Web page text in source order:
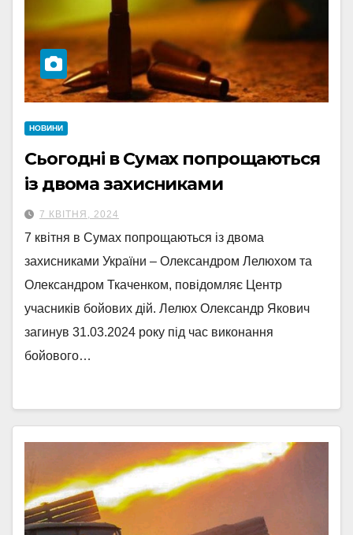
НОВИНИ
Сьогодні в Сумах попрощаються
із двома захисниками
7 КВІТНЯ, 2024
7 квітня в Сумах попрощаються із двома
захисниками України – Олександром Лелюхом та
Олександром Ткаченком, повідомляє Центр
учасників бойових дій. Лелюх Олександр Якович
загинув 31.03.2024 року під час виконання
бойового…